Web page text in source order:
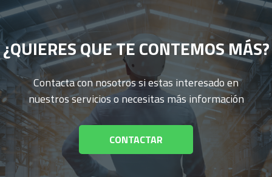
¿QUIERES QUE TE CONTEMOS MÁS?
Contacta con nosotros si estas interesado en
nuestros servicios o necesitas más información
CONTACTAR